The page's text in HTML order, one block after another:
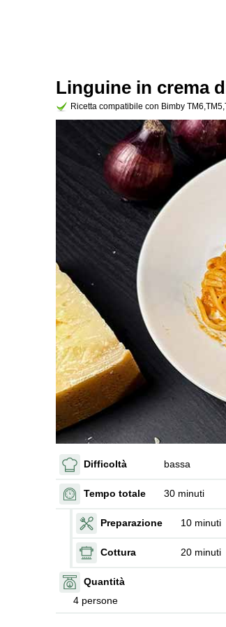
Linguine in crema
Ricetta compatibile con Bimby
Difficoltà bassa
Tempo totale 30 minuti
Preparazione 10 minuti
Cottura 20 minuti
Quantità
4 persone